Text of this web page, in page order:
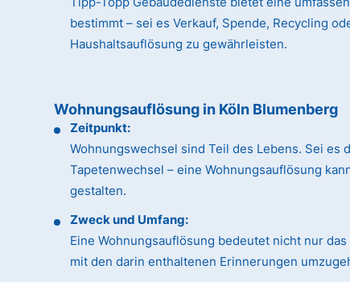
bestimmt – sei es Verkauf, Spende, Recycling
Haushaltsauflösung zu gewährleisten.
Wohnungsauflösung in Köln Blumenberg
Zeitpunkt:
Wohnungswechsel sind Teil des Lebens. Sei
Tapetenwechsel – eine Wohnungsauflösung
gestalten.
Zweck und Umfang:
Eine Wohnungsauflösung bedeutet nicht nur
mit den darin enthaltenen Erinnerungen